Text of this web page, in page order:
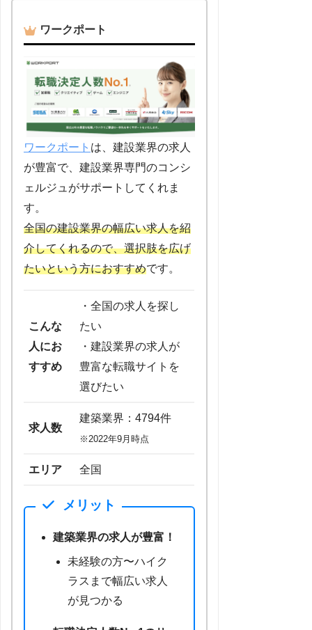
ワークポート
ワークポート は、建設業界の求人
が豊富で、建設業界専門のコンシ
ェルジュがサポートしてくれま
す。
全国の建設業界の幅広い求人を紹
介してくれるので、選択肢を広げ
たいという方におすすめです。
こんな
人にお
すすめ
・全国の求人を探し
たい
・建設業界の求人が
豊富な転職サイトを
選びたい
求人数
建築業界：4794件
※2022年9月時点
エリア 全国
メリット
建築業界の求人が豊富！
未経験の方〜ハイク
ラスまで幅広い求人
が見つかる